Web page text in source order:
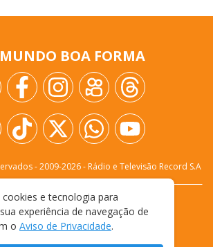
MUNDO BOA FORMA
- 2009-2026- Rádio e Televisão Record S.A
FALE CONOSCO
PRIVACIDADE
E CONDIÇÕES DE USO
e tecnologia para
experiência de navegação de
o Aviso de Privacidade.